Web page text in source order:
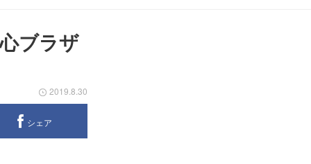
ブラザ
2019.8.30
シェア